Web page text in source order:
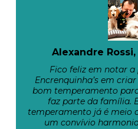
Alexandre
Fico feliz em notar
Encrenquinha’s em
bom temperamento
faz parte da família.
temperamento já é meio
um convívio